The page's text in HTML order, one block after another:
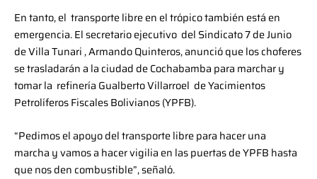
En tanto, el transporte libre en el trópico también está en
emergencia. El secretario ejecutivo del Sindicato 7 de Junio
de Villa Tunari , Armando Quinteros, anunció que los choferes
se trasladarán a la ciudad de Cochabamba para marchar y
tomar la refinería Gualberto Villarroel de Yacimientos
Petrolíferos Fiscales Bolivianos (YPFB).
“Pedimos el apoyo del transporte libre para hacer una
marcha y vamos a hacer vigilia en las puertas de YPFB hasta
que nos den combustible”, señaló.